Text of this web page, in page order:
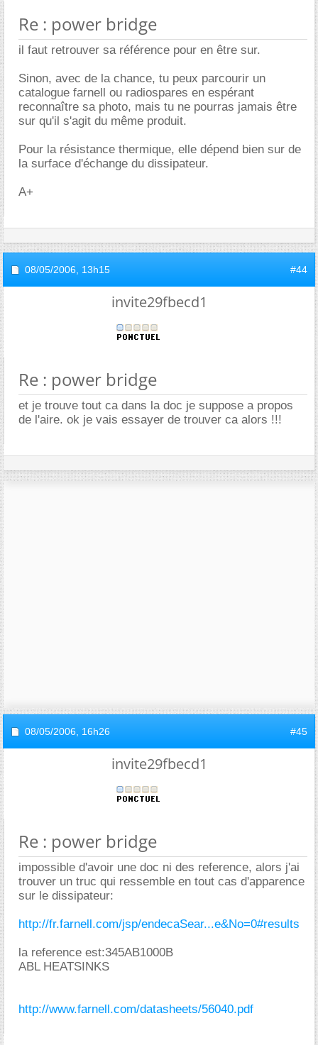
Re : power bridge
il faut retrouver sa référence pour en être sur.
Sinon, avec de la chance, tu peux parcourir un
catalogue farnell ou radiospares en espérant
reconnaître sa photo, mais tu ne pourras jamais être
sur qu'il s'agit du même produit.
Pour la résistance thermique, elle dépend bien sur de
la surface d'échange du dissipateur.
A+
08/05/2006, 13h15 #44
invite29fbecd1
Re : power bridge
et je trouve tout ca dans la doc je suppose a propos
de l'aire. ok je vais essayer de trouver ca alors !!!
08/05/2006, 16h26 #45
invite29fbecd1
Re : power bridge
impossible d'avoir une doc ni des reference, alors j'ai
trouver un truc qui ressemble en tout cas d'apparence
sur le dissipateur:
http://fr.farnell.com/jsp/endecaSear...e&No=0#results
la reference est:345AB1000B
ABL HEATSINKS
http://www.farnell.com/datasheets/56040.pdf